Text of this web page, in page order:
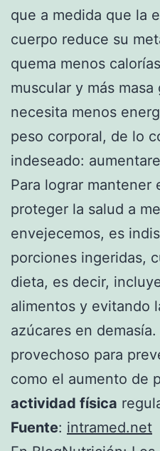
que a medida que la
cuerpo reduce su
quema menos
muscular y más
necesita menos
peso corporal, de lo
indeseado:
Para lograr mantener
proteger la salud a
envejecemos, es
porciones ingeridas,
dieta, es decir,
alimentos y evitando
azúcares en
provechoso para
como el aumento de
actividad física
Fuente: intramed.net